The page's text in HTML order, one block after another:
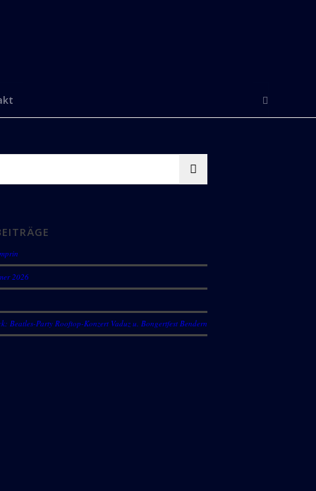
2026
Beatles-Party Rooftop-Konzert Vaduz u. Bongertfest Bendern